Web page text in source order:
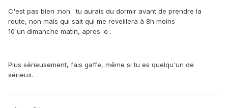
C'est pas bien :non: tu aurais du dormir avant de prendre la
route, non mais qui sait qui me reveillera à 8h moins
10 un dimanche matin, apres :o .
Plus sérieusement, fais gaffe, même si tu es quelqu'un de
sérieux.